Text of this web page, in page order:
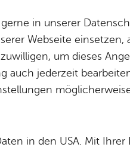
hergestellt. Diese
und zu
in unserer
Webseite einsetzen,
um dieses
auch jederzeit
in den USA. Mit Ihrer